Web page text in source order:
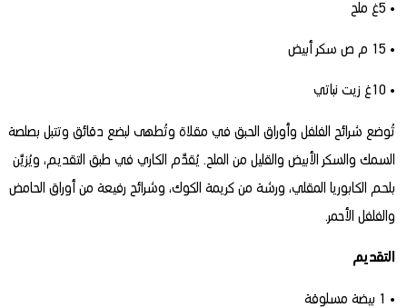
• 5غ ملح
• 15 م ص سكر أبيض
• 10غ زيت نباتي
تُوضع شرائح الفلفل وأوراق الحبق في مقلاة وتُطهى لبضع دقائق وتتبل بصلصة
السمك والسكر الأبيض والقليل من الملح. يُقدَّم الكاري في طبق التقديم، ويُزيَّن
بلحم الكابوريا المقلي، ورشة من كريمة الكوك، وشرائح رفيعة من أوراق الحامض
والفلفل الأحمر.
التقديم
• 1 بيضة مسلوقة